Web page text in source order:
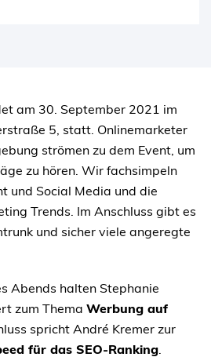
am 30. September 2021 im
5, statt. Onlinemarketer
strömen zu dem Event, um
zu hören. Wir fachsimpeln
und Social Media und die
Trends. Im Anschluss gibt es
und sicher viele angeregte
Abends halten Stephanie
zum Thema Werbung auf
spricht André Kremer zur
für das SEO-Ranking.